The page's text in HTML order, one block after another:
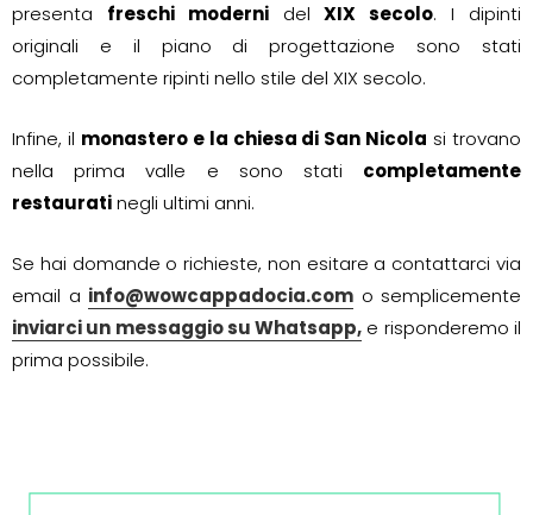
presenta freschi modernidelXIX secolo. I dipinti
originali e il piano di progettazione sono stati
completamente ripinti nello stile del XIX secolo.
Infine, il monastero e la chiesa di San Nicola si trovano
nella prima valle e sono stati completamente
restauratinegli ultimi anni.
Se hai domande o richieste, non esitare a contattarci via
email a info@wowcappadocia.com o semplicemente
inviarci un messaggio su Whatsapp, e risponderemo il
prima possibile.